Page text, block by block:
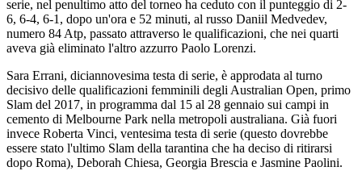
serie, nel penultimo atto del torneo ha ceduto con il punteggio di 2-
6, 6-4, 6-1, dopo un'ora e 52 minuti, al russo Daniil Medvedev,
numero 84 Atp, passato attraverso le qualificazioni, che nei quarti
aveva già eliminato l'altro azzurro Paolo Lorenzi.
Sara Errani, diciannovesima testa di serie, è approdata al turno
decisivo delle qualificazioni femminili degli Australian Open, primo
Slam del 2017, in programma dal 15 al 28 gennaio sui campi in
cemento di Melbourne Park nella metropoli australiana. Già fuori
invece Roberta Vinci, ventesima testa di serie (questo dovrebbe
essere stato l'ultimo Slam della tarantina che ha deciso di ritirarsi
dopo Roma), Deborah Chiesa, Georgia Brescia e Jasmine Paolini.